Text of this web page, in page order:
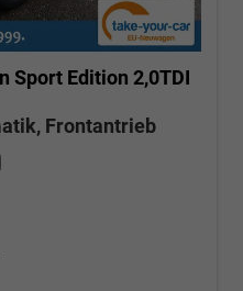
Sport Edition 2,0TDI
Frontantrieb